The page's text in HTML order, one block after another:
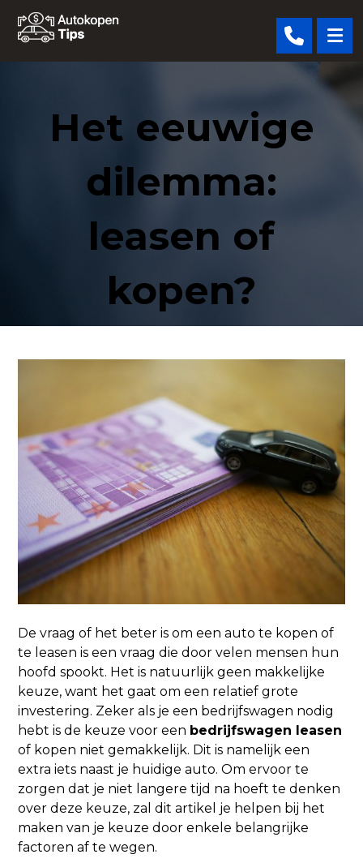
Het eeuwige
dilemma:
leasen of
kopen?
De vraag of het beter is om een auto te kopen of
te leasen is een vraag die door velen mensen hun
hoofd spookt. Het is natuurlijk geen makkelijke
keuze, want het gaat om een relatief grote
investering. Zeker als je een bedrijfswagen nodig
hebt is de keuze voor een bedrijfswagen leasen
of kopen niet gemakkelijk. Dit is namelijk een
extra iets naast je huidige auto. Om ervoor te
zorgen dat je niet langere tijd na hoeft te denken
over deze keuze, zal dit artikel je helpen bij het
maken van je keuze door enkele belangrijke
factoren af te wegen.